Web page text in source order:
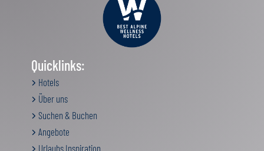
Quicklinks:
Hotels
Über uns
Suchen & Buchen
Angebote
Urlaubs Inspiration